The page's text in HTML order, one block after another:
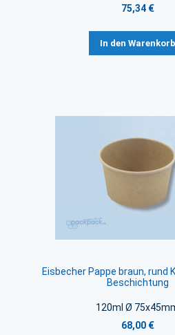
75,34 €
In den Warenkorb
Eisbecher Pappe braun, rund
Beschichtung
120ml Ø
68,00 €